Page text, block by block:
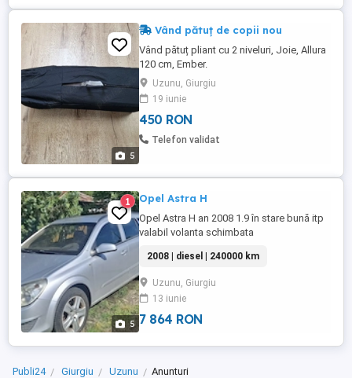
5
Vând pătuț de copii nou
Vând pătuț pliant cu 2 niveluri, Joie, Allura
120 cm, Ember.
Uzunu, Giurgiu
19 iunie
450 RON
Telefon validat
5
1 Opel Astra H
Opel Astra H an 2008 1.9 în stare bună itp
valabil volanta schimbata
2008 | diesel | 240000 km
Uzunu, Giurgiu
13 iunie
7 864 RON
Publi24 Giurgiu Uzunu Anunturi